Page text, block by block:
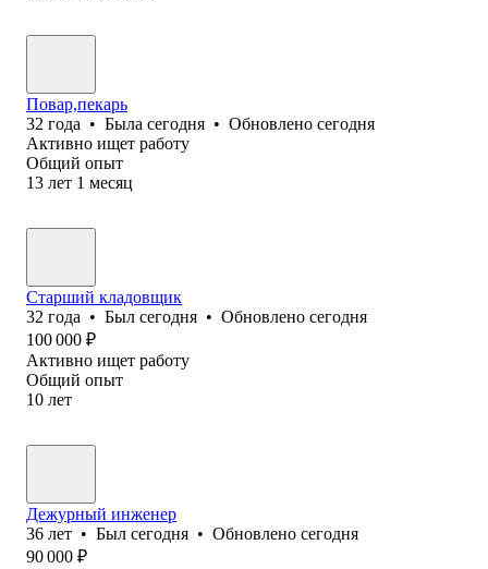
Повар,пекарь
32 года • Была сегодня • Обновлено сегодня
Активно ищет работу
Общий опыт
13 лет 1 месяц
Старший кладовщик
32 года • Был сегодня • Обновлено сегодня
100 000 ₽
Активно ищет работу
Общий опыт
10 лет
Дежурный инженер
36 лет • Был сегодня • Обновлено сегодня
90 000 ₽